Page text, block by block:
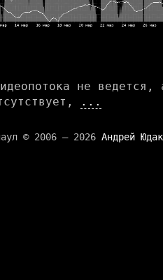
не ведется,
...
© 2006 — 2026 Андрей